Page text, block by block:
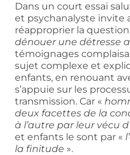
Dans un court essai
et psychanalyste invite
réapproprier la
dénouer une détresse
témoignages
sujet complexe et
enfants, en renouant
s’appuie sur les
transmission. Car «
deux facettes de la
à l’autre par leur vécu
et enfants le sont par «
la finitude ».